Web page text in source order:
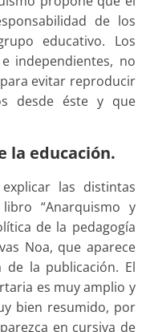
de los
educativo. Los
independientes, no
evitar reproducir
desde éste y que
la educación.
las distintas
“Anarquismo y
de la pedagogía
Noa, que aparece
de la publicación. El
es muy amplio y
bien resumido, por
en cursiva de